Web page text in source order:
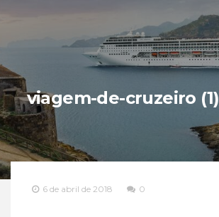
viagem-de-cruzeiro (1)
6 de abril de 2018 0